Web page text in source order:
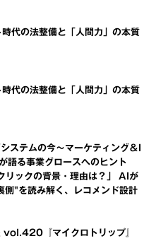
代の法整備と「人間力」の本質
代の法整備と「人間力」の本質
ステムの今～マーケティング＆I
語る事業グロースへのヒント
リックの背景・理由は？」 AIが
側"を読み解く、レコメンド設計
vol.420『マイクロトリップ』